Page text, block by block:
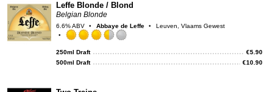
Leffe Blonde / Blond
Belgian Blonde
6.6% ABV Abbaye de Leffe Leuven, Vlaams Gewest
250ml Draft €5.90
500ml Draft
€10.90